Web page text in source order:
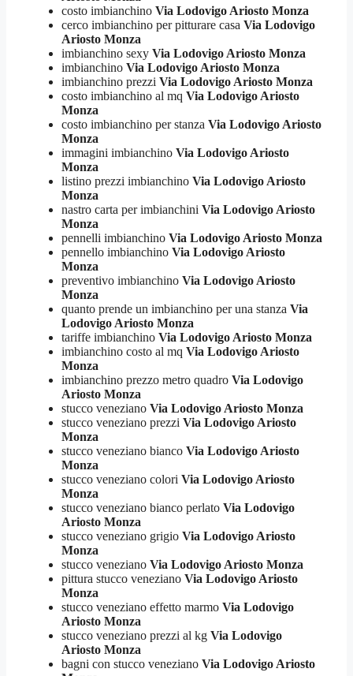
costo imbianchino Via Lodovigo Ariosto Monza
cerco imbianchino per pitturare casa Via Lodovigo
Ariosto Monza
imbianchino sexy Via Lodovigo Ariosto Monza
imbianchino Via Lodovigo Ariosto Monza
imbianchino prezzi Via Lodovigo Ariosto Monza
costo imbianchino al mq Via Lodovigo Ariosto
Monza
costo imbianchino per stanza Via Lodovigo Ariosto
Monza
immagini imbianchino Via Lodovigo Ariosto
Monza
listino prezzi imbianchino Via Lodovigo Ariosto
Monza
nastro carta per imbianchini Via Lodovigo Ariosto
Monza
pennelli imbianchino Via Lodovigo Ariosto Monza
pennello imbianchino Via Lodovigo Ariosto
Monza
preventivo imbianchino Via Lodovigo Ariosto
Monza
quanto prende un imbianchino per una stanza Via
Lodovigo Ariosto Monza
tariffe imbianchino Via Lodovigo Ariosto Monza
imbianchino costo al mq Via Lodovigo Ariosto
Monza
imbianchino prezzo metro quadro Via Lodovigo
Ariosto Monza
stucco veneziano Via Lodovigo Ariosto Monza
stucco veneziano prezzi Via Lodovigo Ariosto
Monza
stucco veneziano bianco Via Lodovigo Ariosto
Monza
stucco veneziano colori Via Lodovigo Ariosto
Monza
stucco veneziano bianco perlato Via Lodovigo
Ariosto Monza
stucco veneziano grigio Via Lodovigo Ariosto
Monza
stucco veneziano Via Lodovigo Ariosto Monza
pittura stucco veneziano Via Lodovigo Ariosto
Monza
stucco veneziano effetto marmo Via Lodovigo
Ariosto Monza
stucco veneziano prezzi al kg Via Lodovigo
Ariosto Monza
bagni con stucco veneziano Via Lodovigo Ariosto